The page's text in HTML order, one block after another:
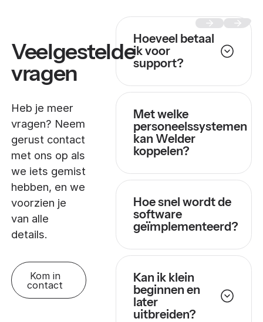
Veelgestelde
vragen
Heb je meer
vragen? Neem
gerust contact
met ons op als
we iets gemist
hebben, en we
voorzien je
van alle
details.
Kom in
contact
Hoeveel betaal
ik voor
support?
Met welke
personeelssystemen
kan Welder
koppelen?
Hoe snel wordt de
software
geïmplementeerd?
Kan ik klein
beginnen en
later
uitbreiden?